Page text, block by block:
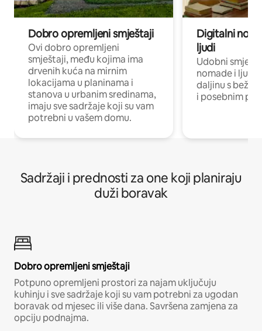
Dobro opremljeni smještaji
Ovi dobro opremljeni
smještaji, među kojima ima
drvenih kuća na mirnim
lokacijama u planinama i
stanova u urbanim sredinama,
imaju sve sadržaje koji su vam
potrebni u vašem domu.
Digitalni
ljudi
Udobni
nomade i ljude
daljinu s
i posebnim
Sadržaji i prednosti za one koji planiraju
duži boravak
Dobro opremljeni smještaji
Potpuno opremljeni prostori za najam uključuju
kuhinju i sve sadržaje koji su vam potrebni za ugodan
boravak od mjesec ili više dana. Savršena zamjena za
opciju podnajma.